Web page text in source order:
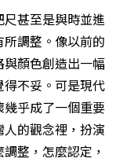
甚至是與時並進
調整。像以前的
顏色創造出一幅
不妥。可是現代
乎成了一個重要
的觀念裡，扮演
整，怎麼認定，